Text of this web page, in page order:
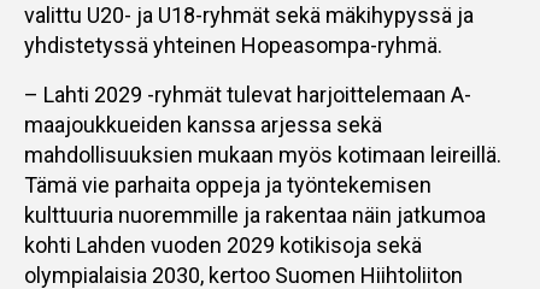
valittu U20- ja U18-ryhmät sekä mäkihypyssä ja
yhdistetyssä yhteinen Hopeasompa-ryhmä.
– Lahti 2029 -ryhmät tulevat harjoittelemaan A-
maajoukkueiden kanssa arjessa sekä
mahdollisuuksien mukaan myös kotimaan leireillä.
Tämä vie parhaita oppeja ja työntekemisen
kulttuuria nuoremmille ja rakentaa näin jatkumoa
kohti Lahden vuoden 2029 kotikisoja sekä
olympialaisia 2030, kertoo Suomen Hiihtoliiton